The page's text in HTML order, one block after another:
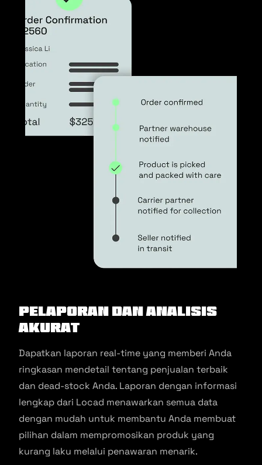
Pelaporan dan analisis
akurat
Dapatkan laporan real-time yang memberi Anda
ringkasan mendetail tentang penjualan terbaik
dan dead-stock Anda. Laporan dengan informasi
lengkap dari Locad menawarkan semua data
dengan mudah untuk membantu Anda membuat
pilihan dalam mempromosikan produk yang
kurang laku melalui penawaran menarik.